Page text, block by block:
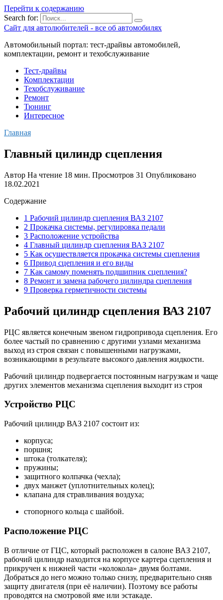
Перейти к содержанию
Search for:
Сайт для автолюбителей - все об автомобилях
Автомобильный портал: тест-драйвы автомобилей,
комплектации, ремонт и техобслуживание
Тест-драйвы
Комплектации
Техобслуживание
Ремонт
Тюнинг
Интересное
Главная
Главный цилиндр сцепления
Автор На чтение 18 мин. Просмотров 31 Опубликовано
18.02.2021
Содержание
1 Рабочий цилиндр сцепления ВАЗ 2107
2 Прокачка системы, регулировка педали
3 Расположение устройства
4 Главный цилиндр сцепления ВАЗ 2107
5 Как осуществляется прокачка системы сцепления
6 Привод сцепления и его виды
7 Как самому поменять подшипник сцепления?
8 Ремонт и замена рабочего цилиндра сцепления
9 Проверка герметичности системы
Рабочий цилиндр сцепления ВАЗ 2107
РЦС является конечным звеном гидропривода сцепления. Его
более частый по сравнению с другими узлами механизма
выход из строя связан с повышенными нагрузками,
возникающими в результате высокого давления жидкости.
Рабочий цилиндр подвергается постоянным нагрузкам и чаще
других элементов механизма сцепления выходит из строя
Устройство РЦС
Рабочий цилиндр ВАЗ 2107 состоит из:
корпуса;
поршня;
штока (толкателя);
пружины;
защитного колпачка (чехла);
двух манжет (уплотнительных колец);
клапана для стравливания воздуха;
стопорного кольца с шайбой.
Расположение РЦС
В отличие от ГЦС, который расположен в салоне ВАЗ 2107,
рабочий цилиндр находится на корпусе картера сцепления и
прикручен к нижней части «колокола» двумя болтами.
Добраться до него можно только снизу, предварительно сняв
защиту двигателя (при её наличии). Поэтому все работы
проводятся на смотровой яме или эстакаде.